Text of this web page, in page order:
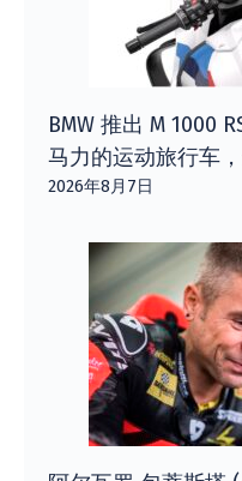
BMW 推出 M 1000
马力的运动旅行车
2026年8月7日